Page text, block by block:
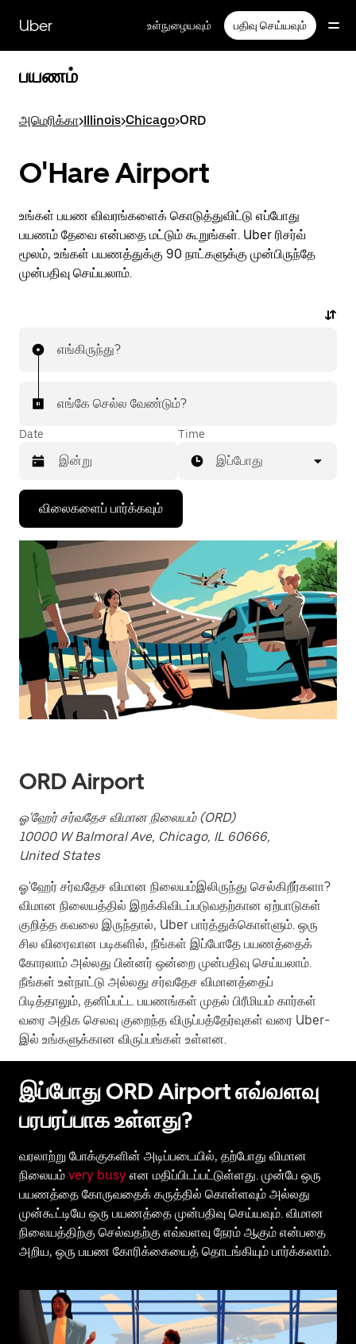
பக்கத்திற்குச்
செல்லவும்
Uber உள்நுழையவும் பதிவு செய்யவும்
பயணம்
அமெரிக்கா>Illinois>Chicago>ORD
O'Hare Airport
உங்கள் பயண விவரங்களைக் கொடுத்துவிட்டு எப்போது
பயணம் தேவை என்பதை மட்டும் கூறுங்கள். Uber ரிசர்வ்
மூலம், உங்கள் பயணத்துக்கு 90 நாட்களுக்கு முன்பிருந்தே
முன்பதிவு செய்யலாம்.
எங்கிருந்து?
எங்கே செல்ல வேண்டும்?
Date
கீழ்நோக்கிய
அம்புக்குறியை
அழுத்தி
நாட்காட்டியைத்
தொடர்புகொள்ளவும்,
தேதியைத்
தேர்ந்தெடுக்கவும்.
நாட்காட்டியை
எஸ்கேப்
பொத்தான்
அழுத்தவும்.
Time
இப்போது
விலைகளைப் பார்க்கவும்
ORD Airport
ஓ'ஹேர் சர்வதேச விமான நிலையம் (ORD)
10000 W Balmoral Ave, Chicago, IL 60666,
United States
ஓ'ஹேர் சர்வதேச விமான நிலையம்இலிருந்து செல்கிறீர்களா?
விமான நிலையத்தில் இறக்கிவிடப்படுவதற்கான ஏற்பாடுகள்
குறித்த கவலை இருந்தால், Uber பார்த்துக்கொள்ளும். ஒரு
சில விரைவான படிகளில், நீங்கள் இப்போதே பயணத்தைக்
கோரலாம் அல்லது பின்னர் ஒன்றை முன்பதிவு செய்யலாம்.
நீங்கள் உள்நாட்டு அல்லது சர்வதேச விமானத்தைப்
பிடித்தாலும், தனிப்பட்ட பயணங்கள் முதல் பிரீமியம் கார்கள்
வரை அதிக செலவு குறைந்த விருப்பத்தேர்வுகள் வரை Uber-
இல் உங்களுக்கான விருப்பங்கள் உள்ளன.
இப்போது ORD Airport எவ்வளவு
பரபரப்பாக உள்ளது?
வரலாற்று போக்குகளின் அடிப்படையில், தற்போது விமான
நிலையம் very busy என மதிப்பிடப்பட்டுள்ளது. முன்பே ஒரு
பயணத்தை கோருவதைக் கருத்தில் கொள்ளவும் அல்லது
முன்கூட்டியே ஒரு பயணத்தை முன்பதிவு செய்யவும். விமான
நிலையத்திற்கு செல்வதற்கு எவ்வளவு நேரம் ஆகும் என்பதை
அறிய, ஒரு பயண கோரிக்கையைத் தொடங்கியும் பார்க்கலாம்.